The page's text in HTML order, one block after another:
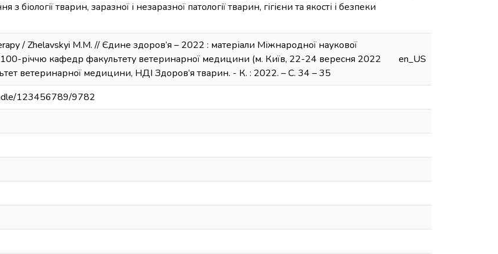
біології тварин, заразної і незаразної патології тварин, гігієни та якості і безпеки
/ Zhelavskyi M.M. // Єдине здоров’я – 2022 : матеріали Міжнародної наукової
100-річчю кафедр факультету ветеринарної медицини (м. Київ, 22-24 вересня 2022
ветеринарної медицини, НДІ Здоров’я тварин. - К. : 2022. – С. 34 – 35
en_US
123456789/9782